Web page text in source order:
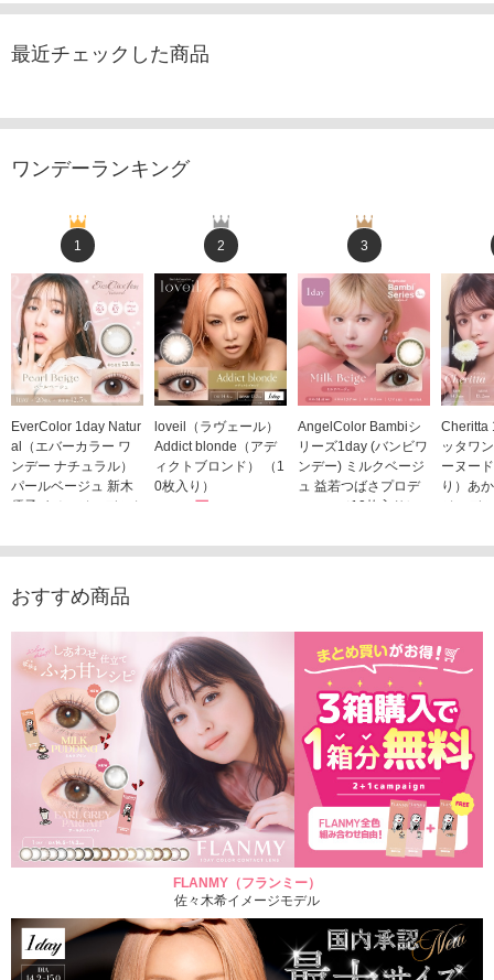
最近チェックした商品
ワンデーランキング
1
EverColor 1day Natur
al（エバーカラー ワ
ンデー ナチュラル）
パールベージュ 新木
優子イメージモデルカ
2,598円(税込)
2
loveil（ラヴェール）
Addict blonde（アデ
ィクトブロンド） （1
0枚入り）
1,760円
3
AngelColor Bambiシ
リーズ1day (バンビワ
ンデー) ミルクベージ
ュ 益若つばさプロデ
ュース（10枚入り）
Cheritta
ッタワ
ーヌー
り）あ
ジモデル
おすすめ商品
FLANMY（フランミー）
佐々木希イメージモデル